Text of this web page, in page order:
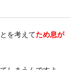
を考えてため息が